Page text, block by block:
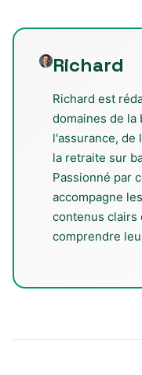
Richard
Richard est
domaines de la
l'assurance, de
la retraite sur
Passionné par
accompagne
contenus clairs
comprendre